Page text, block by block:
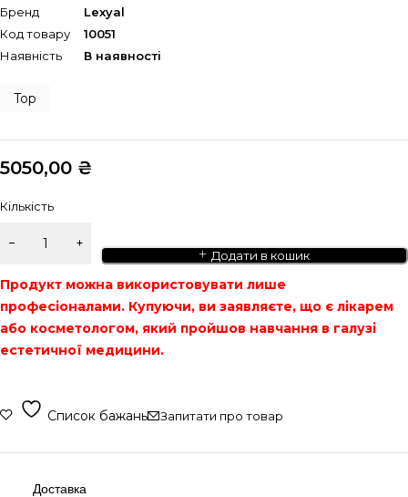
Бренд
Lexyal
Код товару
10051
Наявність
В наявності
Top
5050,00 ₴
Кількість
Додати в кошик
Продукт можна використовувати лише
професіоналами. Купуючи, ви заявляєте, що є лікарем
або косметологом, який пройшов навчання в галузі
естетичної медицини.
Список бажань Запитати про товар
Доставка